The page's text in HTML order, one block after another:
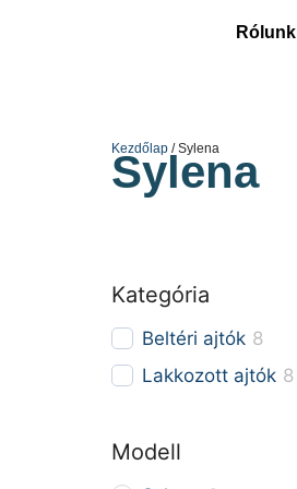
Rólunk
Kezdőlap / Sylena
Sylena
Kategória
Beltéri ajtók 8
Lakkozott ajtók 8
Modell